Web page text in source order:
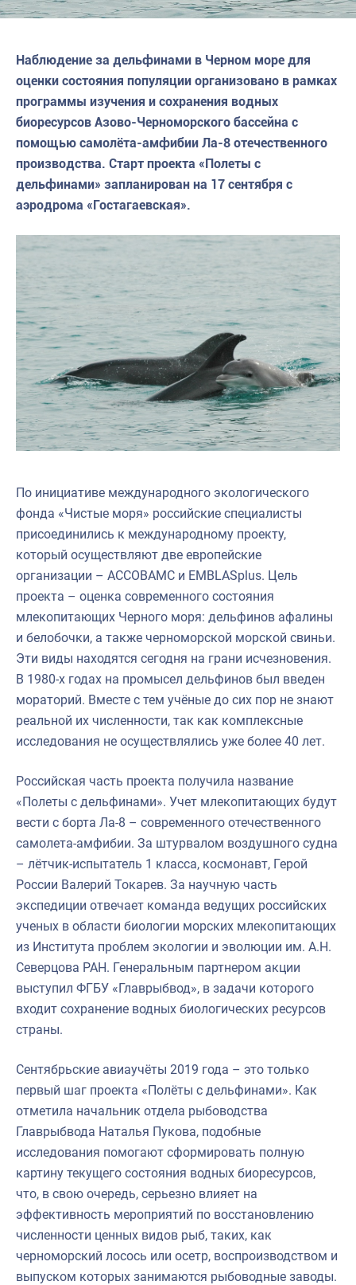
Наблюдение за дельфинами в Черном море для
оценки состояния популяции организовано в рамках
программы изучения и сохранения водных
биоресурсов Азово-Черноморского бассейна с
помощью самолёта-амфибии Ла-8 отечественного
производства. Старт проекта «Полеты с
дельфинами» запланирован на 17 сентября с
аэродрома «Гостагаевская».
По инициативе международного экологического
фонда «Чистые моря» российские специалисты
присоединились к международному проекту,
который осуществляют две европейские
организации – АССОВАМС и EMBLASplus. Цель
проекта – оценка современного состояния
млекопитающих Черного моря: дельфинов афалины
и белобочки, а также черноморской морской свиньи.
Эти виды находятся сегодня на грани исчезновения.
В 1980-х годах на промысел дельфинов был введен
мораторий. Вместе с тем учёные до сих пор не знают
реальной их численности, так как комплексные
исследования не осуществлялись уже более 40 лет.
Российская часть проекта получила название
«Полеты с дельфинами». Учет млекопитающих будут
вести с борта Ла-8 – современного отечественного
самолета-амфибии. За штурвалом воздушного судна
– лётчик-испытатель 1 класса, космонавт, Герой
России Валерий Токарев. За научную часть
экспедиции отвечает команда ведущих российских
ученых в области биологии морских млекопитающих
из Института проблем экологии и эволюции им. А.Н.
Северцова РАН. Генеральным партнером акции
выступил ФГБУ «Главрыбвод», в задачи которого
входит сохранение водных биологических ресурсов
страны.
Сентябрьские авиаучёты 2019 года – это только
первый шаг проекта «Полёты с дельфинами». Как
отметила начальник отдела рыбоводства
Главрыбвода Наталья Пукова, подобные
исследования помогают сформировать полную
картину текущего состояния водных биоресурсов,
что, в свою очередь, серьезно влияет на
эффективность мероприятий по восстановлению
численности ценных видов рыб, таких, как
черноморский лосось или осетр, воспроизводством и
выпуском которых занимаются рыбоводные заводы.